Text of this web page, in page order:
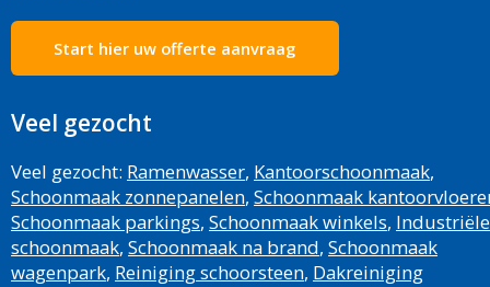
Start hier uw offerte aanvraag
Veel gezocht
Veel gezocht: Ramenwasser, Kantoorschoonmaak,
Schoonmaak zonnepanelen, Schoonmaak
Schoonmaak parkings, Schoonmaak winkels, Industriële
schoonmaak, Schoonmaak na brand, Schoonmaak
wagenpark, Reiniging schoorsteen, Dakreiniging